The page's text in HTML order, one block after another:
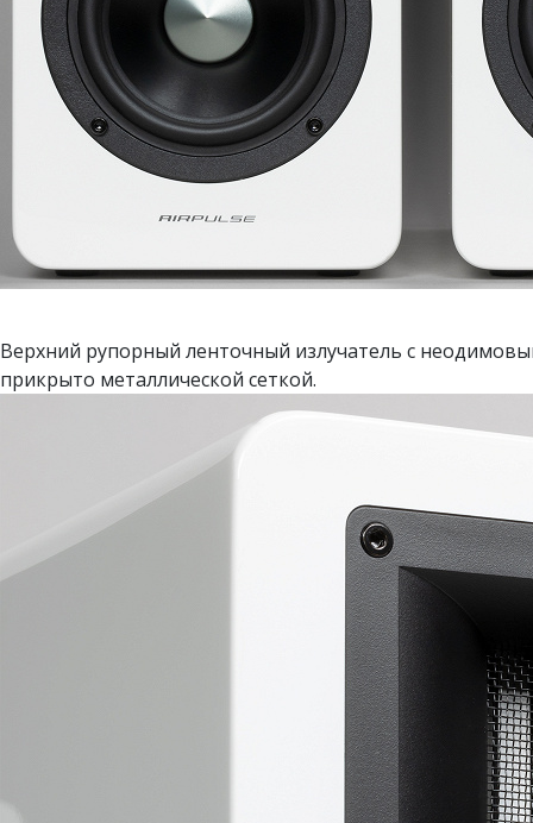
Верхний рупорный ленточный излучатель с
прикрыто металлической сеткой.